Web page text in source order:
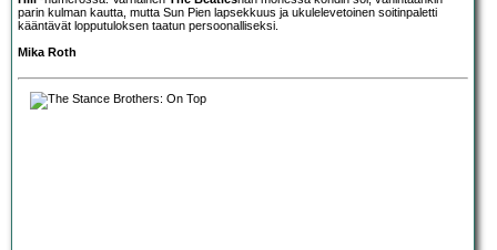
parin kulman kautta, mutta Sun Pien lapsekkuus ja ukulelevetoinen soitinpaletti
kääntävät lopputuloksen taatun persoonalliseksi.
Mika Roth